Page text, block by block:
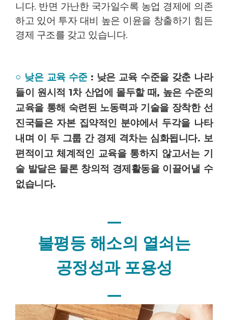
니다. 반면 가난한 국가일수록 농업 경제에 의존
하고 있어 투자 대비 높은 이윤을 창출하기 힘든
경제 구조를 갖고 있습니다.
○ 낮은 교육 수준: 낮은 교육 수준을 갖춘 나라
들이 원시적 1차 산업에 몰두할 때, 높은 수준의
교육을 통해 숙련된 노동력과 기술을 장착한 선
진국들은 자본 집약적인 분야에서 두각을 나타
내며 이 두 그룹 간 경제 격차는 심화됩니다. 보
편적이고 체계적인 교육을 통하지 않고서는 기
술 발달은 물론 창의적 경제활동을 이끌어낼 수
없습니다.
ㅡ
불평등 해소의 열쇠는
공정성과 포용성
ㅡ